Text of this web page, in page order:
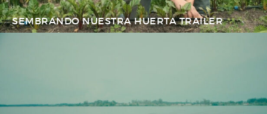
SEMBRANDO NUESTRA HUERTA TRAILER